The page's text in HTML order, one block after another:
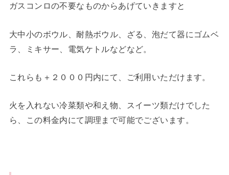
ガスコンロの不要なものからあげていきますと
大中小のボウル、耐熱ボウル、ざる、泡だて器にゴムベ
ラ、ミキサー、電気ケトルなどなど。
これらも＋２０００円内にて、ご利用いただけます。
火を入れない冷菜類や和え物、スイーツ類だけでした
ら、この料金内にて調理まで可能でございます。